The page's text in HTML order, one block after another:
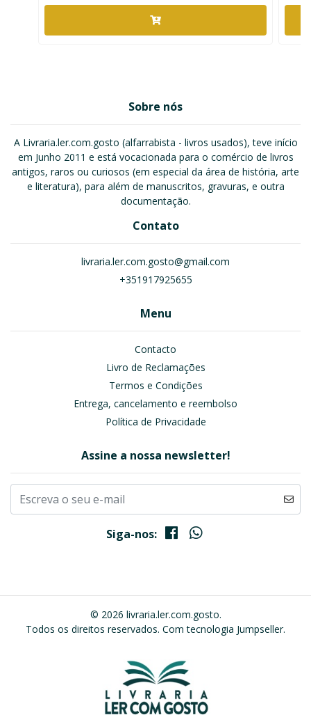
Sobre nós
A Livraria.ler.com.gosto (alfarrabista - livros usados), teve início
em Junho 2011 e está vocacionada para o comércio de livros
antigos, raros ou curiosos (em especial da área de história, arte
e literatura), para além de manuscritos, gravuras, e outra
documentação.
Contato
livraria.ler.com.gosto@gmail.com
+351917925655
Menu
Contacto
Livro de Reclamações
Termos e Condições
Entrega, cancelamento e reembolso
Política de Privacidade
Assine a nossa newsletter!
Siga-nos:
© 2026 livraria.ler.com.gosto.
Todos os direitos reservados. Com tecnologia Jumpseller.